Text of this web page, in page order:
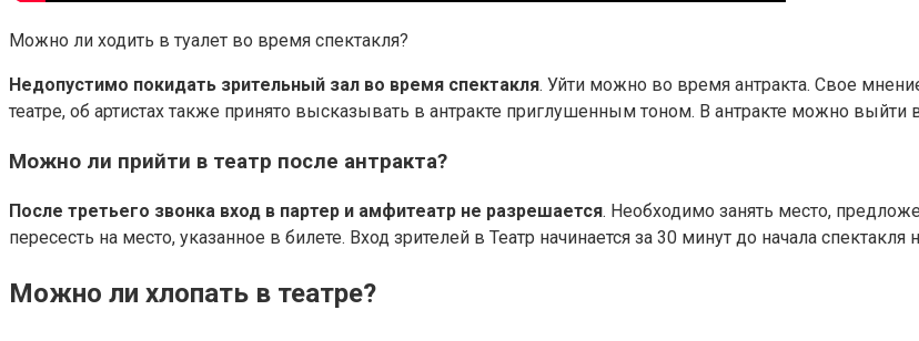
Можно ли ходить в туалет во время спектакля?
Недопустимо покидать зрительный зал во время спектакля. Уйти можно во время антракта. Свое
театре, об артистах также принято высказывать в антракте приглушенным тоном. В антракте можно выйти
Можно ли прийти в театр после антракта?
После третьего звонка вход в партер и амфитеатр не разрешается. Необходимо занять место,
пересесть на место, указанное в билете. Вход зрителей в Театр начинается за 30 минут до начала спектакля
Можно ли хлопать в театре?